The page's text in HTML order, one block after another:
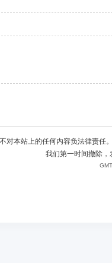
本站上的任何内容负法律责任
我们第一时间撤除，